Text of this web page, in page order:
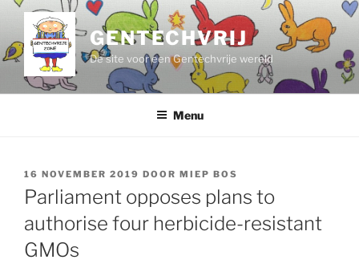
de
inhoud
GENTECHVRIJ
De site voor een Gentechvrije wereld
Menu
GEPLAATST
OP
16 NOVEMBER 2019 DOOR MIEP BOS
Parliament opposes plans to
authorise four herbicide-resistant
GMOs